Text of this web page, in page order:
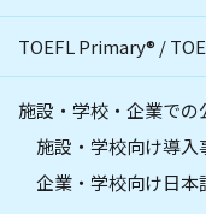
TOEFL Primary® /
施設・学校・企業での
施設・学校向け導入
企業・学校向け日本